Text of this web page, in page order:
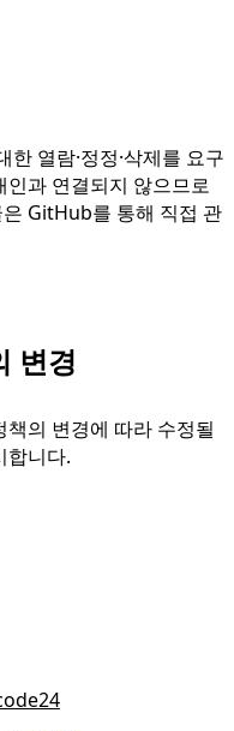
열람·정정·삭제를 요구
과 연결되지 않으므로
GitHub를 통해 직접 관
변경
의 변경에 따라 수정될
합니다.